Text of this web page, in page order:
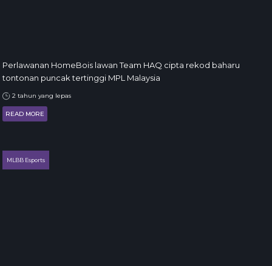
Perlawanan HomeBois lawan Team HAQ cipta rekod baharu
tontonan puncak tertinggi MPL Malaysia
2 tahun yang lepas
READ MORE
MLBB Esports